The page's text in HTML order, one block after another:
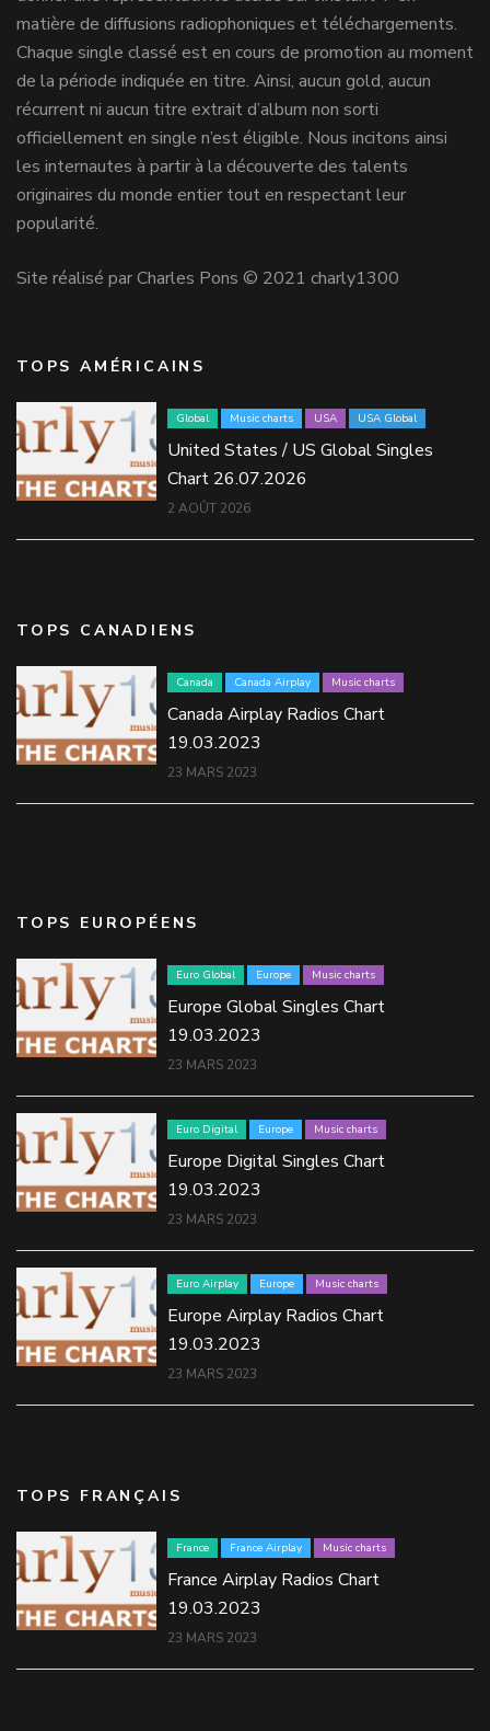
matière de diffusions radiophoniques et téléchargements.
Chaque single classé est en cours de promotion au moment
de la période indiquée en titre. Ainsi, aucun gold, aucun
récurrent ni aucun titre extrait d’album non sorti
officiellement en single n’est éligible. Nous incitons ainsi
les internautes à partir à la découverte des talents
originaires du monde entier tout en respectant leur
popularité.
Site réalisé par Charles Pons © 2021 charly1300
TOPS AMÉRICAINS
Global Music charts USA USA Global
United States / US Global Singles
Chart 26.07.2026
2 AOÛT 2026
TOPS CANADIENS
Canada Canada Airplay Music charts
Canada Airplay Radios Chart
19.03.2023
23 MARS 2023
TOPS EUROPÉENS
Euro Global Europe Music charts
Europe Global Singles Chart
19.03.2023
23 MARS 2023
Euro Digital Europe Music charts
Europe Digital Singles Chart
19.03.2023
23 MARS 2023
Euro Airplay Europe Music charts
Europe Airplay Radios Chart
19.03.2023
23 MARS 2023
TOPS FRANÇAIS
France France Airplay Music charts
France Airplay Radios Chart
19.03.2023
23 MARS 2023